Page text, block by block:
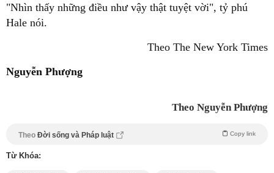
"Nhìn thấy những điều như vậy thật tuyệt vời", tỷ phú
Hale nói.
Theo The New York Times
Nguyễn Phượng
Theo Nguyễn Phượng
Theo Đời sống và Pháp luật Copy link
Từ Khóa: